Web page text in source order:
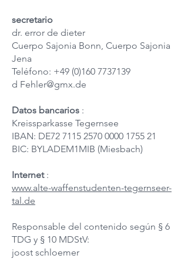
secretario
dr. error de dieter
Cuerpo Sajonia Bonn, Cuerpo Sajonia
Jena
Teléfono: +49 (0)160 7737139
d Fehler@gmx.de
Datos bancarios :
Kreissparkasse Tegernsee
IBAN: DE72 7115 2570 0000 1755 21
BIC: BYLADEM1MIB (Miesbach)
Internet:
www.alte-waffenstudenten-tegernseer-
tal.de
Responsable del contenido según § 6
TDG y § 10 MDStV:
joost schloemer